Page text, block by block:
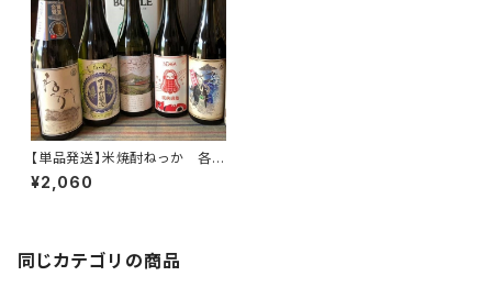
【単品発送】米焼酎ねっか 各ラ
ベル（これはお酒です。20歳未満
の方の購入は法律により禁止さ
¥2,060
同じカテゴリの商品